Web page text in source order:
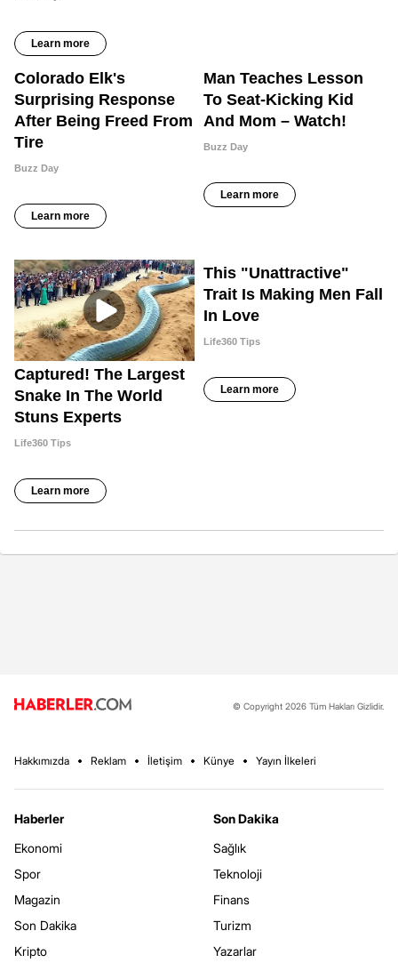
© Copyright 2026 Tüm Hakları Gizlidir.
Hakkımızda Reklam İletişim Künye Yayın İlkeleri
Haberler
Ekonomi
Spor
Magazin
Son Dakika
Kripto
Son Dakika
Sağlık
Teknoloji
Finans
Turizm
Yazarlar